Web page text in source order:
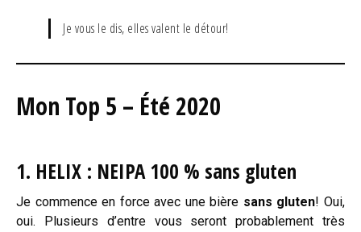
Je vous le dis, elles valent le détour!
Mon Top 5 – Été 2020
1. HELIX : NEIPA 100 % sans gluten
Je commence en force avec une bière sans gluten! Oui,
oui. Plusieurs d’entre vous seront probablement très